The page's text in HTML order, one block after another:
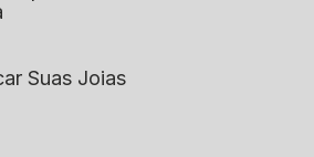
Suas Joias